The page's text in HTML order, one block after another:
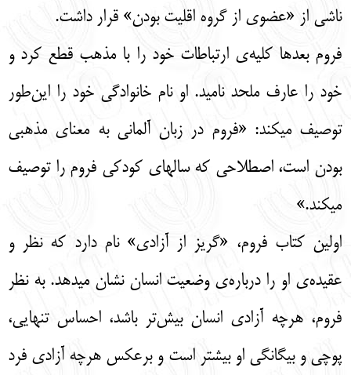
ناشی از «عضوی از گروه اقلیت بودن» قرار داشت.
فروم بعدها کلیه‌‌ی ارتباطات خود را با مذهب قطع کرد و
خود را عارف ملحد نامید. او نام خانوادگی خود را این‌طور
توصیف میکند: «فروم در زبان آلمانی به معنای مذهبی
بودن است، اصطلاحی که سالهای کودکی فروم را توصیف
میکند.»
اولین کتاب فروم، «گریز از آزادی» نام دارد که نظر و
عقیده‌ی او را درباره‌ی وضعیت انسان نشان میدهد. به نظر
فروم، هرچه آزادی انسان بیش‌تر باشد، احساس تنهایی،
پوچی و بیگانگی او بیشتر است و برعکس هرچه آزادی فرد